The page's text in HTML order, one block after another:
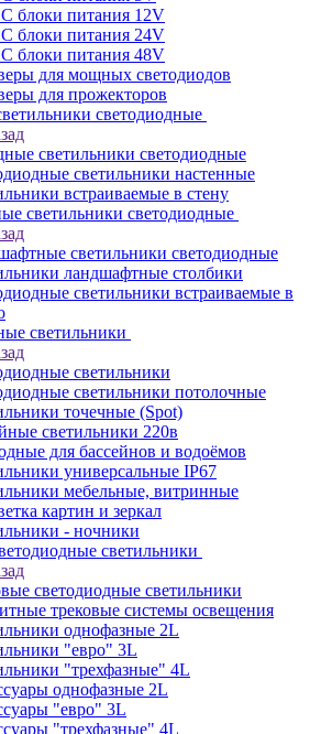
блоки питания 12V
блоки питания 24V
блоки питания 48V
для мощных светодиодов
для прожекторов
светодиодные
светильники светодиодные
светильники настенные
встраиваемые в стену
светильники светодиодные
светильники светодиодные
ландшафтные столбики
светильники встраиваемые в
светильники
светильники
светильники потолочные
точечные (Spot)
светильники 220в
для бассейнов и водоёмов
универсальные IP67
мебельные, витринные
картин и зеркал
- ночники
светильники
светодиодные светильники
трековые системы освещения
однофазные 2L
"евро" 3L
"трехфазные" 4L
однофазные 2L
"евро" 3L
"трехфазные" 4L